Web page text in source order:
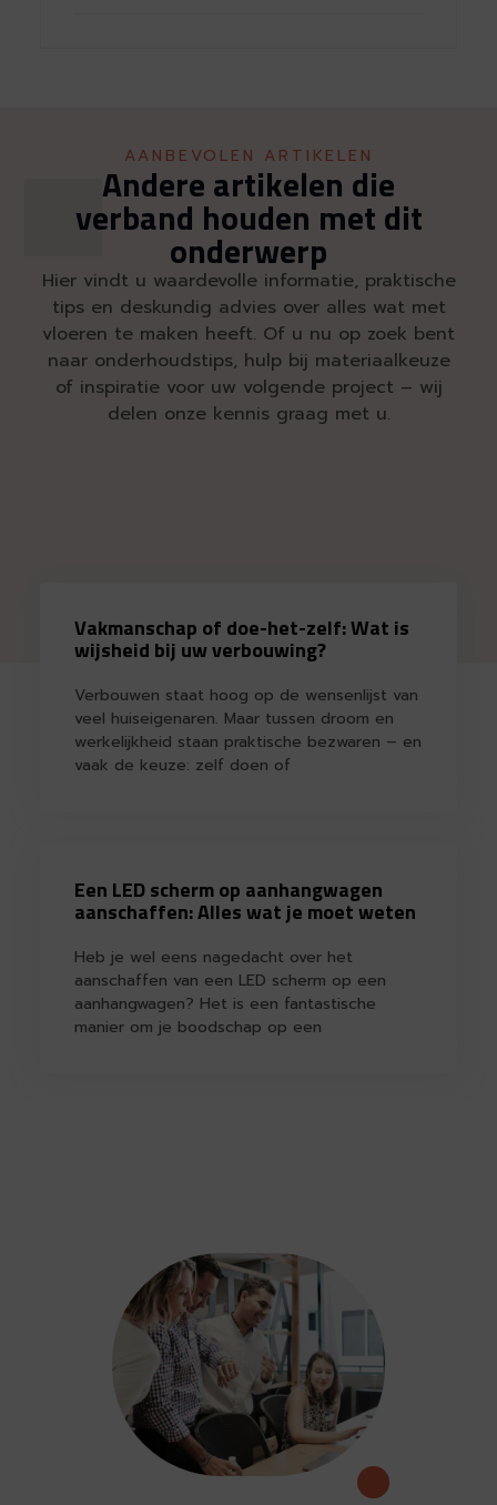
AANBEVOLEN ARTIKELEN
Andere artikelen die
verband houden met dit
onderwerp
Hier vindt u waardevolle informatie, praktische
tips en deskundig advies over alles wat met
vloeren te maken heeft. Of u nu op zoek bent
naar onderhoudstips, hulp bij materiaalkeuze
of inspiratie voor uw volgende project – wij
delen onze kennis graag met u.
Vakmanschap of doe-het-zelf: Wat is
wijsheid bij uw verbouwing?
Verbouwen staat hoog op de wensenlijst van
veel huiseigenaren. Maar tussen droom en
werkelijkheid staan praktische bezwaren – en
vaak de keuze: zelf doen of
Een LED scherm op aanhangwagen
aanschaffen: Alles wat je moet weten
Heb je wel eens nagedacht over het
aanschaffen van een LED scherm op een
aanhangwagen? Het is een fantastische
manier om je boodschap op een